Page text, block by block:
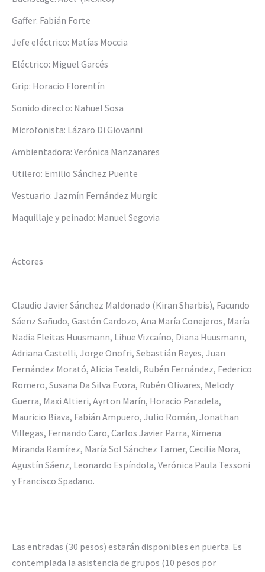
Gaffer: Fabián Forte
Jefe eléctrico: Matías Moccia
Eléctrico: Miguel Garcés
Grip: Horacio Florentín
Sonido directo: Nahuel Sosa
Microfonista: Lázaro Di Giovanni
Ambientadora: Verónica Manzanares
Utilero: Emilio Sánchez Puente
Vestuario: Jazmín Fernández Murgic
Maquillaje y peinado: Manuel Segovia
Actores
Claudio Javier Sánchez Maldonado (Kiran Sharbis), Facundo
Sáenz Sañudo, Gastón Cardozo, Ana María Conejeros, María
Nadia Fleitas Huusmann, Lihue Vizcaíno, Diana Huusmann,
Adriana Castelli, Jorge Onofri, Sebastián Reyes, Juan
Fernández Morató, Alicia Tealdi, Rubén Fernández, Federico
Romero, Susana Da Silva Evora, Rubén Olivares, Melody
Guerra, Maxi Altieri, Ayrton Marín, Horacio Paradela,
Mauricio Biava, Fabián Ampuero, Julio Román, Jonathan
Villegas, Fernando Caro, Carlos Javier Parra, Ximena
Miranda Ramírez, María Sol Sánchez Tamer, Cecilia Mora,
Agustín Sáenz, Leonardo Espíndola, Verónica Paula Tessoni
y Francisco Spadano.
Las entradas (30 pesos) estarán disponibles en puerta. Es
contemplada la asistencia de grupos (10 pesos por